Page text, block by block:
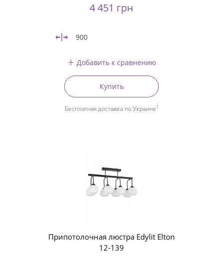
4 451 грн
900
Добавить к сравнению
Купить
Бесплатная доставка по Украине1
Припотолочная люстра Edylit Elton
12-139